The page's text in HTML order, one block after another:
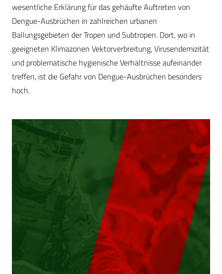
wesentliche Erklärung für das gehäufte Auftreten von
Dengue-Ausbrüchen in zahlreichen urbanen
Ballungsgebieten der Tropen und Subtropen. Dort, wo in
geeigneten Klimazonen Vektorverbreitung, Virusendemizität
und problematische hygienische Verhältnisse aufeinander
treffen, ist die Gefahr von Dengue-Ausbrüchen besonders
hoch.